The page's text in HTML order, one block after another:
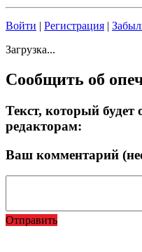
Войти | Регистрация |
Загрузка...
Сообщить об
Текст, который
редакторам:
Ваш комментарий
Отправить